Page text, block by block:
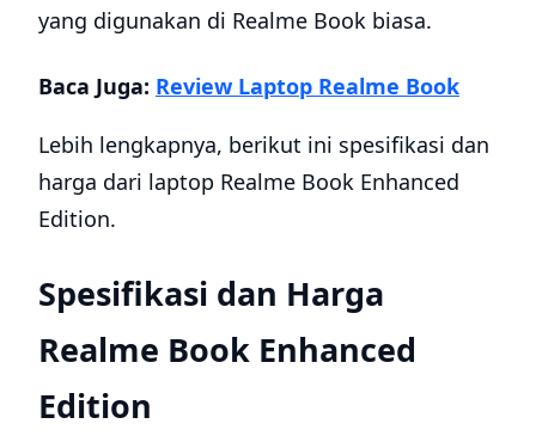
yang digunakan di Realme Book biasa.
Baca Juga: Review Laptop Realme Book
Lebih lengkapnya, berikut ini spesifikasi dan
harga dari laptop Realme Book Enhanced
Edition.
Spesifikasi dan Harga
Realme Book Enhanced
Edition